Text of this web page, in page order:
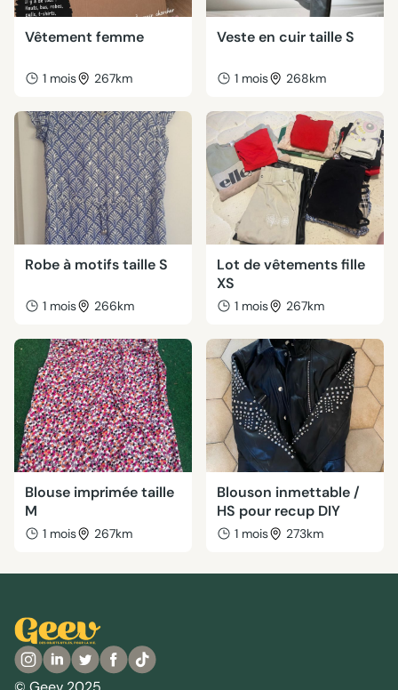
Vêtement femme
1 mois 267km
Veste en cuir taille S
1 mois 268km
Robe à motifs taille S
1 mois 266km
Lot de vêtements fille
XS
1 mois 267km
Blouse imprimée taille
M
1 mois 267km
Blouson inmettable /
HS pour recup DIY
1 mois 273km